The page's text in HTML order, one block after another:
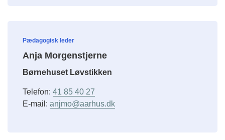
Pædagogisk leder
Anja Morgenstjerne
Børnehuset Løvstikken
Telefon: 41 85 40 27
E-mail: anjmo@aarhus.dk